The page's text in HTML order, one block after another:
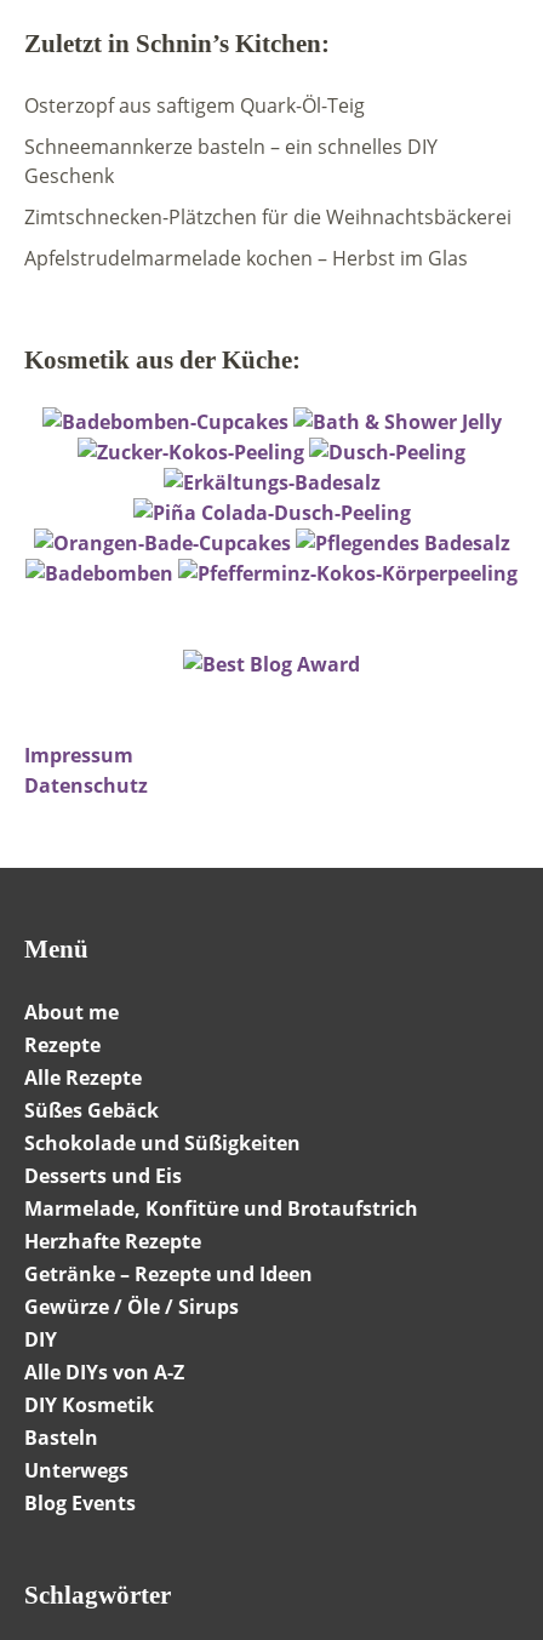
Zuletzt in Schnin’s Kitchen:
Osterzopf aus saftigem Quark-Öl-Teig
Schneemannkerze basteln – ein schnelles DIY
Geschenk
Zimtschnecken-Plätzchen für die Weihnachtsbäckerei
Apfelstrudelmarmelade kochen – Herbst im Glas
Kosmetik aus der Küche:
Impressum
Datenschutz
Menü
About me
Rezepte
Alle Rezepte
Süßes Gebäck
Schokolade und Süßigkeiten
Desserts und Eis
Marmelade, Konfitüre und Brotaufstrich
Herzhafte Rezepte
Getränke – Rezepte und Ideen
Gewürze / Öle / Sirups
DIY
Alle DIYs von A-Z
DIY Kosmetik
Basteln
Unterwegs
Blog Events
Schlagwörter